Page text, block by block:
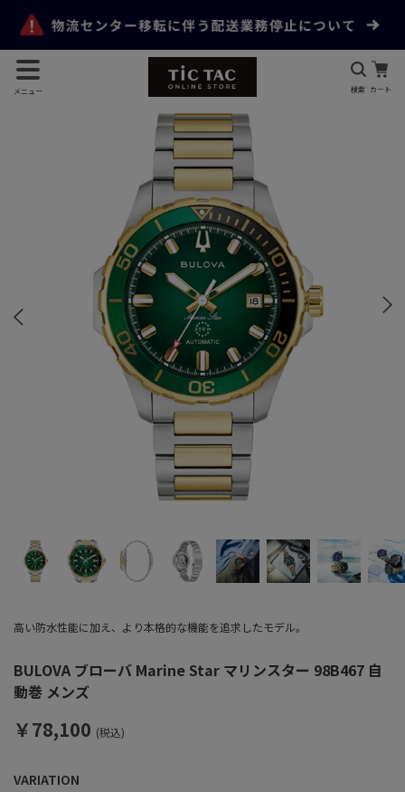
メニュー 検索 カート
BULOVA ブローバ Marine Star マリンスター 98B467 自
動巻 メンズ
高い防水性能に加え、より本格的な機能を追求したモデル。
￥78,100 (税込)